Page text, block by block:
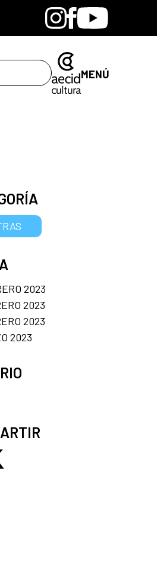
BandcampInstagram
Facebook
Youtube
MENÚ
2023
2023
2023
2023